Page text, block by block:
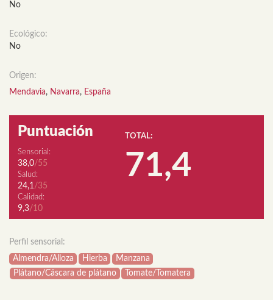
No
Ecológico:
No
Origen:
Mendavia, Navarra, España
Puntuación
Sensorial:
38,0/55
Salud:
24,1/35
Calidad:
9,3/10
TOTAL:
71,4
Perfil sensorial:
Almendra/Alloza
Hierba
Manzana
Plátano/Cáscara de plátano
Tomate/Tomatera